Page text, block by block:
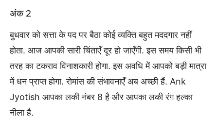
अंक 2
बुधवार को सत्ता के पद पर बैठा कोई व्यक्ति बहुत मददगार नहीं
होता. आज आपकी सारी चिंताएँ दूर हो जाएँगी. इस समय किसी भी
तरह का टकराव विनाशकारी होगा. इस अवधि में आपको बड़ी मात्रा
में धन प्राप्त होगा. रोमांस की संभावनाएँ अब अच्छी हैं. Ank
Jyotish आपका लकी नंबर 8 है और आपका लकी रंग हल्का
नीला है.